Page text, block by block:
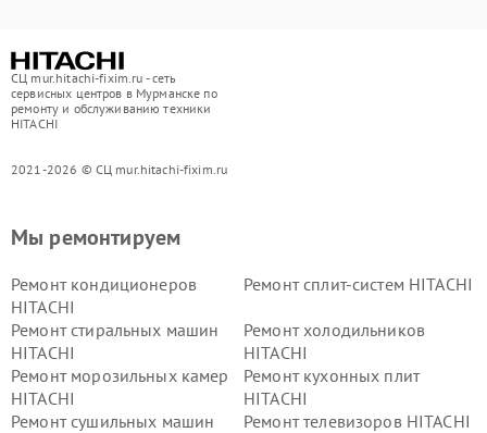
СЦ mur.hitachi-fixim.ru - сеть
сервисных центров в Мурманске по
ремонту и обслуживанию техники
HITACHI
2021-2026 © СЦ mur.hitachi-fixim.ru
Мы ремонтируем
Ремонт кондиционеров
HITACHI
Ремонт сплит-систем HITACHI
Ремонт стиральных машин
HITACHI
Ремонт холодильников
HITACHI
Ремонт морозильных камер
HITACHI
Ремонт кухонных плит
HITACHI
Ремонт сушильных машин
Ремонт телевизоров HITACHI